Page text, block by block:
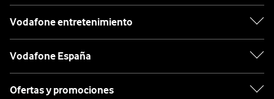
Vodafone entretenimiento
Vodafone España
Ofertas y promociones